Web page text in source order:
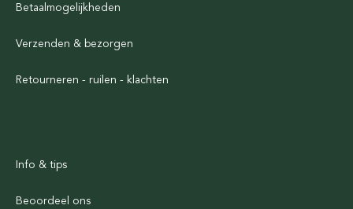
Betaalmogelijkheden
Verzenden & bezorgen
Retourneren - ruilen - klachten
Info & tips
Beoordeel ons